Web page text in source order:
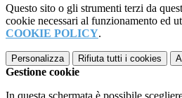
Questo sito o gli strumenti terzi da
cookie necessari al funzionamento ed
COOKIE POLICY.
Personalizza Rifiuta tutti i cookies
Gestione cookie
In questa schermata è possibile